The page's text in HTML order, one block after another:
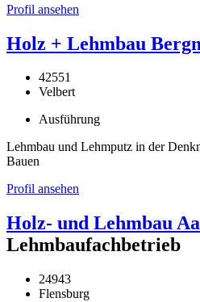
Profil ansehen
Holz + Lehmbau
42551
Velbert
Ausführung
Lehmbau und Lehmputz in der
Bauen
Profil ansehen
Holz- und Lehmbau
Lehmbaufachbetrieb
24943
Flensburg